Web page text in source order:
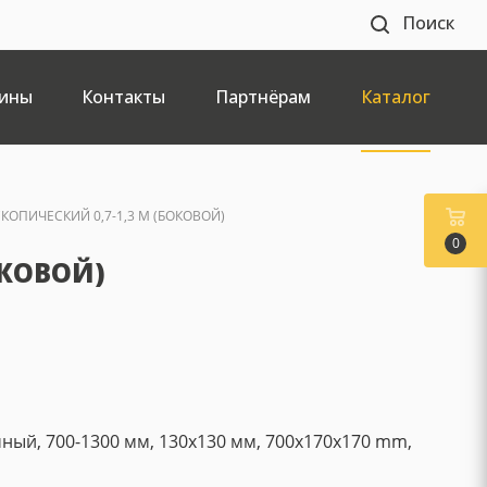
Поиск
Контакты Партнёрам Каталог
0,7-1,3 М (БОКОВОЙ)
700-1300 мм, 130x130 мм, 700x170x170 mm,
0